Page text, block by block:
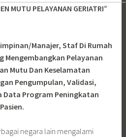
MUTU PELAYANAN GERIATRI”
Manajer, Staf Di Rumah
Mengembangkan Pelayanan
Mutu Dan Keselamatan
Pengumpulan, Validasi,
Data Program Peningkatan
negara lain mengalami